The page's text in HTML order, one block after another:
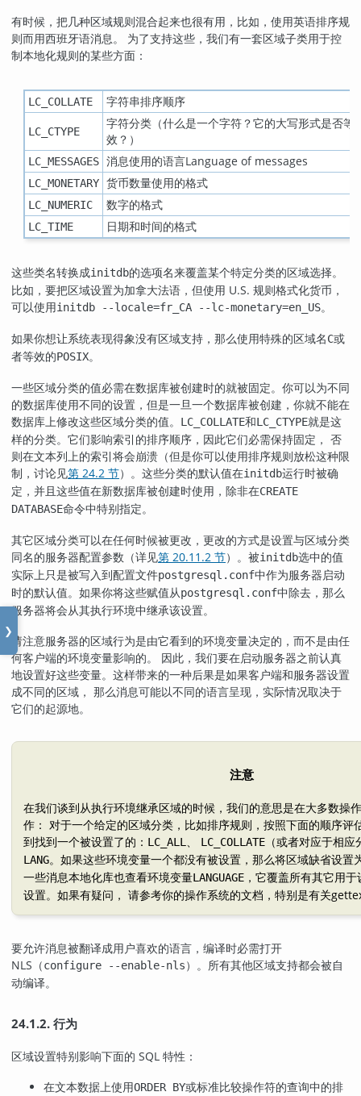
❯
有时候，把几种区域规则混合起来也很有用，比如，使用英语排序规
则而用西班牙语消息。 为了支持这些，我们有一套区域子类用于控
制本地化规则的某些方面：
LC_COLLATE 字符串排序顺序
LC_CTYPE
字符分类（什么是一个字符？它的大写形式是否等
效？）
LC_MESSAGES 消息使用的语言Language of messages
LC_MONETARY 货币数量使用的格式
LC_NUMERIC 数字的格式
LC_TIME 日期和时间的格式
这些类名转换成initdb的选项名来覆盖某个特定分类的区域选择。
比如，要把区域设置为加拿大法语，但使用 U.S. 规则格式化货币，
可以使用initdb --locale=fr_CA --lc-monetary=en_US。
如果你想让系统表现得象没有区域支持，那么使用特殊的区域名C或
者等效的POSIX。
一些区域分类的值必需在数据库被创建时的就被固定。你可以为不同
的数据库使用不同的设置，但是一旦一个数据库被创建，你就不能在
数据库上修改这些区域分类的值。
LC_COLLATE和LC_CTYPE就是这
样的分类。它们影响索引的排序顺序，因此它们必需保持固定， 否
则在文本列上的索引将会崩溃（但是你可以使用排序规则放松这种限
制，讨论见第 24.2 节）。这些分类的默认值在initdb运行时被确
定，并且这些值在新数据库被创建时使用，除非在CREATE
DATABASE命令中特别指定。
其它区域分类可以在任何时候被更改，更改的方式是设置与区域分类
同名的服务器配置参数（详见第 20.11.2 节）。被initdb选中的值
实际上只是被写入到配置文件postgresql.conf中作为服务器启动
时的默认值。如果你将这些赋值从postgresql.conf中除去，那么
服务器将会从其执行环境中继承该设置。
请注意服务器的区域行为是由它看到的环境变量决定的，而不是由任
何客户端的环境变量影响的。 因此，我们要在启动服务器之前认真
地设置好这些变量。这样带来的一种后果是如果客户端和服务器设置
成不同的区域， 那么消息可能以不同的语言呈现，实际情况取决于
它们的起源地。
注意
在我们谈到从执行环境继承区域的时候，我们的意思是在大多数操
作： 对于一个给定的区域分类，比如排序规则，按照下面的顺序评
到找到一个被设置了的： LC_ALL 、 LC_COLLATE （或者对应于相
LANG。如果这些环境变量一个都没有被设置，那么将区域缺省设置
一些消息本地化库也查看环境变量LANGUAGE ，它覆盖所有其它用
设置。如果有疑问， 请参考你的操作系统的文档，特别是有关
要允许消息被翻译成用户喜欢的语言，编译时必需打开
NLS （configure --enable-nls）。所有其他区域支持都会被自
动编译。
24.1.2. 行为
区域设置特别影响下面的 SQL 特性：
在文本数据上使用ORDER BY或标准比较操作符的查询中的排